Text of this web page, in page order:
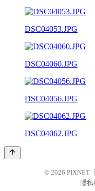
DSC04053.JPG
DSC04060.JPG
DSC04056.JPG
DSC04062.JPG
© 2026 PIXNET
隱